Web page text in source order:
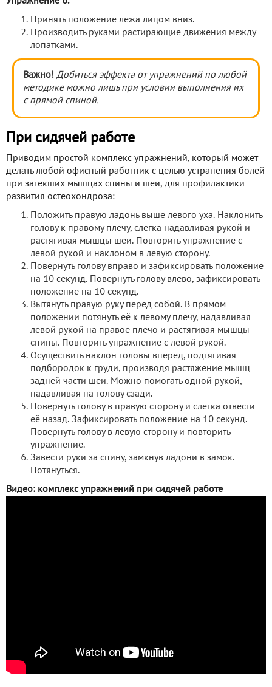
Принять положение лёжа лицом вниз.
Производить руками растирающие движения между
лопатками.
Важно! Добиться эффекта от упражнений по любой
методике можно лишь при условии выполнения их
с прямой спиной.
При сидячей работе
Приводим простой комплекс упражнений, который может
делать любой офисный работник с целью устранения болей
при затёкших мышцах спины и шеи, для профилактики
развития остеохондроза:
Положить правую ладонь выше левого уха. Наклонить
голову к правому плечу, слегка надавливая рукой и
растягивая мышцы шеи. Повторить упражнение с
левой рукой и наклоном в левую сторону.
Повернуть голову вправо и зафиксировать положение
на 10 секунд. Повернуть голову влево, зафиксировать
положение на 10 секунд.
Вытянуть правую руку перед собой. В прямом
положении потянуть её к левому плечу, надавливая
левой рукой на правое плечо и растягивая мышцы
спины. Повторить упражнение с левой рукой.
Осуществить наклон головы вперёд, подтягивая
подбородок к груди, производя растяжение мышц
задней части шеи. Можно помогать одной рукой,
надавливая на голову сзади.
Повернуть голову в правую сторону и слегка отвести
её назад. Зафиксировать положение на 10 секунд.
Повернуть голову в левую сторону и повторить
упражнение.
Завести руки за спину, замкнув ладони в замок.
Потянуться.
Видео: комплекс упражнений при сидячей работе